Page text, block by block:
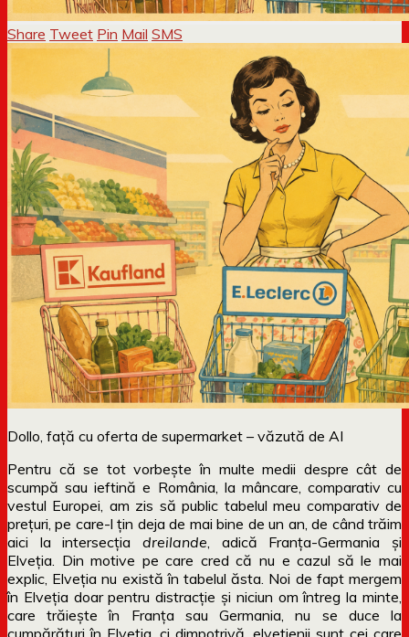
Share Tweet Pin Mail SMS
Dollo, față cu oferta de supermarket – văzută de AI
Pentru că se tot vorbește în multe medii despre cât de
scumpă sau ieftină e România, la mâncare, comparativ cu
vestul Europei, am zis să public tabelul meu comparativ de
prețuri, pe care-l țin deja de mai bine de un an, de când trăim
aici la intersecția dreilande , adică Franța-Germania și
Elveția. Din motive pe care cred că nu e cazul să le mai
explic, Elveția nu există în tabelul ăsta. Noi de fapt mergem
în Elveția doar pentru distracție și niciun om întreg la minte,
care trăiește în Franța sau Germania, nu se duce la
cumpărături în Elveția, ci dimpotrivă, elvețienii sunt cei care